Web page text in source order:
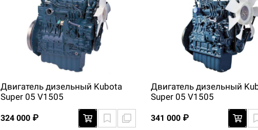
Двигатель дизельный Kubota
Super 05 V1505
324 000 ₽
Двигатель дизельный
Super 05 V1505
341 000 ₽